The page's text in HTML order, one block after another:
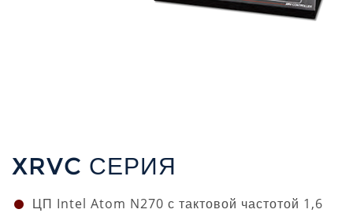
XRVC СЕРИЯ
ЦП Intel Atom N270 с тактовой частотой 1,6